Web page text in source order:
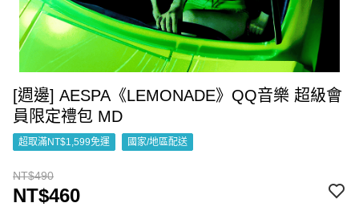
[週邊] AESPA《LEMONADE》QQ音樂 超級會
員限定禮包 MD
超取滿NT$1,599免運 國家/地區配送
NT$490
NT$460